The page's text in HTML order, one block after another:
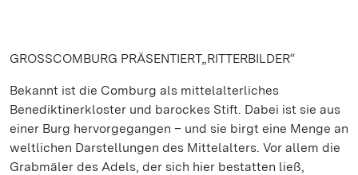
GROSSCOMBURG PRÄSENTIERT„RITTERBILDER“
Bekannt ist die Comburg als mittelalterliches
Benediktinerkloster und barockes Stift. Dabei ist sie aus
einer Burg hervorgegangen – und sie birgt eine Menge an
weltlichen Darstellungen des Mittelalters. Vor allem die
Grabmäler des Adels, der sich hier bestatten ließ,